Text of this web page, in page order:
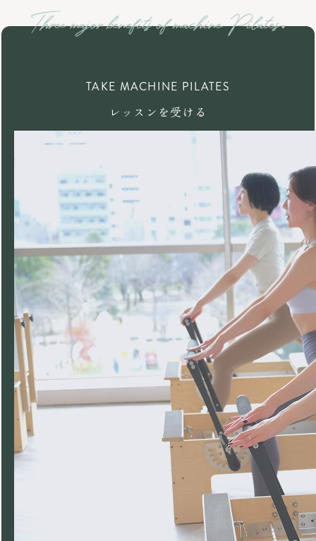
TAKE MACHINE PILATES
レッスンを受ける